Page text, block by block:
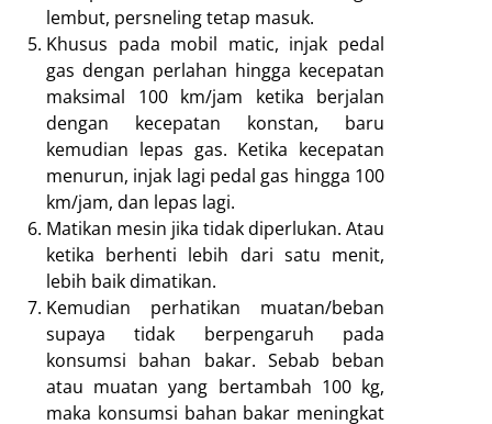
lembut, persneling tetap masuk.
Khusus pada mobil matic, injak pedal
gas dengan perlahan hingga kecepatan
maksimal 100 km/jam ketika berjalan
dengan kecepatan konstan, baru
kemudian lepas gas. Ketika kecepatan
menurun, injak lagi pedal gas hingga 100
km/jam, dan lepas lagi.
Matikan mesin jika tidak diperlukan. Atau
ketika berhenti lebih dari satu menit,
lebih baik dimatikan.
Kemudian perhatikan muatan/beban
supaya tidak berpengaruh pada
konsumsi bahan bakar. Sebab beban
atau muatan yang bertambah 100 kg,
maka konsumsi bahan bakar meningkat